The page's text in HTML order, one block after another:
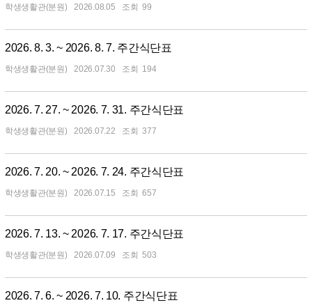
학생생활관(분원) 2026.08.05 99
2026. 8. 3. ~ 2026. 8. 7. 주간식단표
학생생활관(분원) 2026.07.30 194
2026. 7. 27. ~ 2026. 7. 31. 주간식단표
학생생활관(분원) 2026.07.22 377
2026. 7. 20. ~ 2026. 7. 24. 주간식단표
학생생활관(분원) 2026.07.15 657
2026. 7. 13. ~ 2026. 7. 17. 주간식단표
학생생활관(분원) 2026.07.09 503
2026. 7. 6. ~ 2026. 7. 10. 주간식단표